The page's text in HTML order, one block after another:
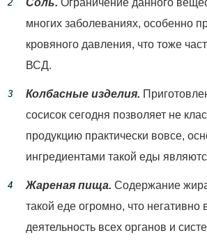
многих заболеваниях, особенно
кровяного давления, что тоже
ВСД.
Колбасные изделия.
сосисок сегодня позволяет не
продукцию практически вовсе,
ингредиентами такой еды
Жареная пища. Содержание
такой еде огромно, что негативно
деятельность всех органов и